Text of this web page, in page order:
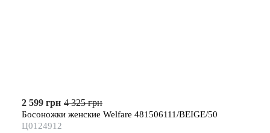
2 599 грн 4 325 грн
Босоножки женские Welfare 481506111/BEIGE/50
Ц0124912